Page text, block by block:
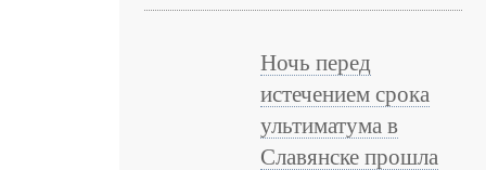
Ночь перед
истечением срока
ультиматума в
Славянске прошла